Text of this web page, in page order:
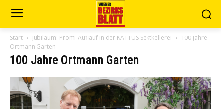
Start Jubiläum: Promi-Auflauf in der KATTUS Sektkellerei
100 Jahre
Ortmann Garten
100 Jahre Ortmann Garten